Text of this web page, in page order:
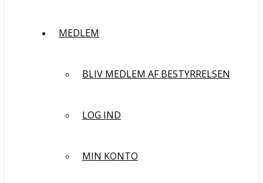
MEDLEM
BLIV MEDLEM AF BESTYRRELSEN
LOG IND
MIN KONTO